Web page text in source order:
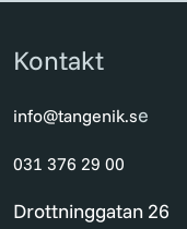
Kontakt
info@tangenik.se
031 376 29 00
Drottninggatan 26